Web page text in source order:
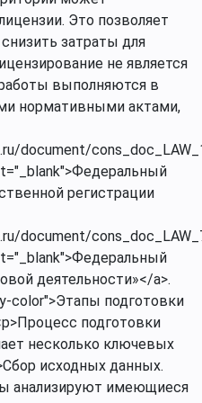
Это позволяет
затраты для
не является
выполняются в
нормативными актами,
document/
регистрации
document/
деятельности»</a>.
color">Этапы подготовки
подготовки
несколько ключевых
исходных данных.
анализируют имеющиеся